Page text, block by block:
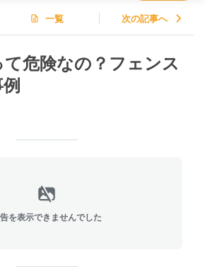
一覧 次の記事へ
危険なの？フェンス
を表示できませんでした